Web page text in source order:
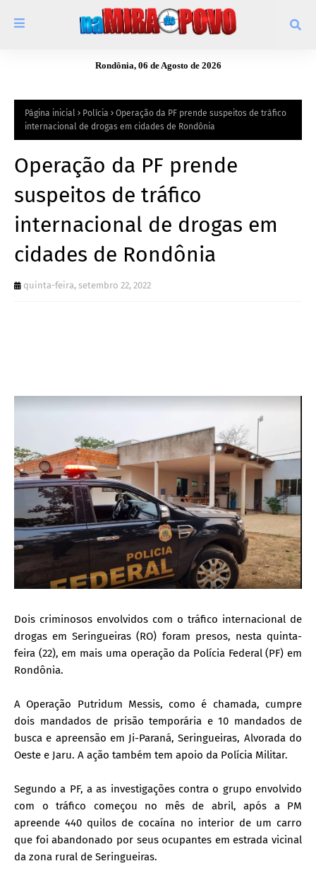
Rondônia, 06 de Agosto de 2026
Página inicial Polícia
Operação da PF prende suspeitos de tráfico
internacional de drogas em cidades de Rondônia
Operação da PF prende
suspeitos de tráfico
internacional de drogas em
cidades de Rondônia
quinta-feira, setembro 22, 2022
Dois criminosos envolvidos com o tráfico internacional de
drogas em Seringueiras (RO) foram presos, nesta quinta-
feira (22), em mais uma operação da Polícia Federal (PF) em
Rondônia.
A Operação Putridum Messis, como é chamada, cumpre
dois mandados de prisão temporária e 10 mandados de
busca e apreensão em Ji-Paraná, Seringueiras, Alvorada do
Oeste e Jaru. A ação também tem apoio da Polícia Militar.
Segundo a PF, a as investigações contra o grupo envolvido
com o tráfico começou no mês de abril, após a PM
apreende 440 quilos de cocaína no interior de um carro
que foi abandonado por seus ocupantes em estrada vicinal
da zona rural de Seringueiras.